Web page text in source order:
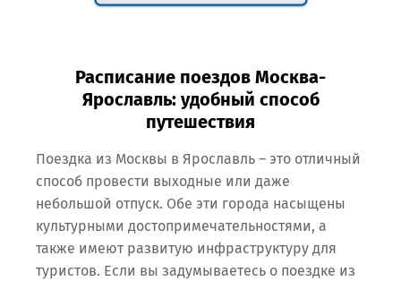
Расписание поездов Москва-
Ярославль: удобный способ
путешествия
Поездка из Москвы в Ярославль – это отличный
способ провести выходные или даже
небольшой отпуск. Обе эти города насыщены
культурными достопримечательностями, а
также имеют развитую инфраструктуру для
туристов. Если вы задумываетесь о поездке из